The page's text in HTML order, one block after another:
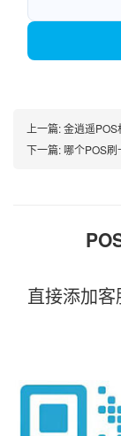
上一篇:金逍遥POS
下一篇:哪个POS刷
直接添加客